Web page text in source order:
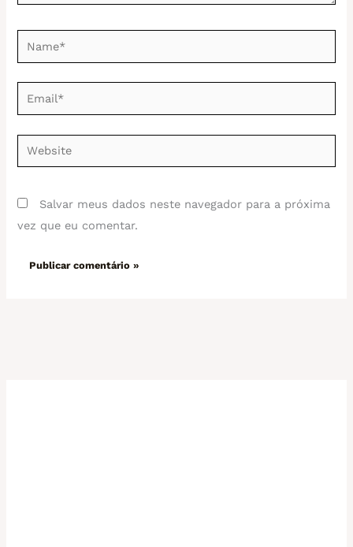
Name*
Email*
Website
Salvar meus dados neste navegador para a próxima
vez que eu comentar.